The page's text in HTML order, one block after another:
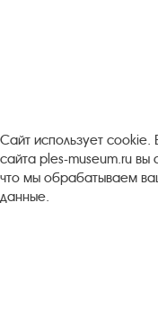
Сайт использует
сайта ples-museum.ru вы
что мы обрабатываем
данные.